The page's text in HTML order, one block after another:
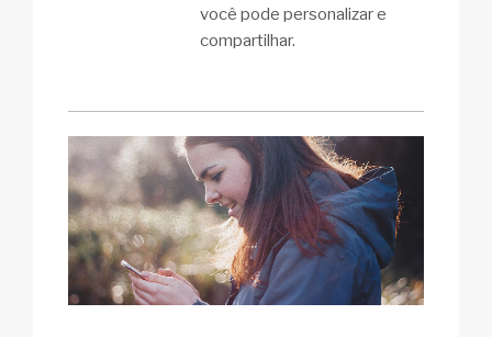
você pode personalizar e
compartilhar.